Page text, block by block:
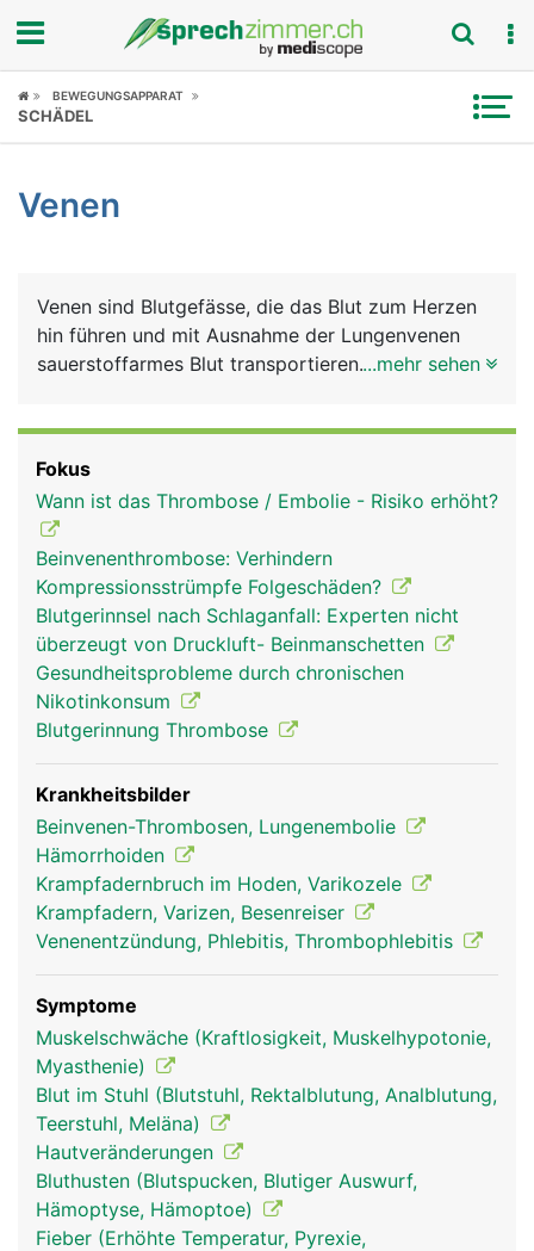
Fokus
Symptome
News
Rubriken
BEWEGUNGSAPPARAT
SCHÄDEL
Venen
Venen sind Blutgefässe, die das Blut zum Herzen
hin führen und mit Ausnahme der Lungenvenen
sauerstoffarmes Blut transportieren. Der Blutdruck
venen frau venen mann
...mehr sehen
Fokus
Wann ist das Thrombose / Embolie - Risiko erhöht?
Beinvenenthrombose: Verhindern
Kompressionsstrümpfe Folgeschäden?
Blutgerinnsel nach Schlaganfall: Experten nicht
überzeugt von Druckluft- Beinmanschetten
Gesundheitsprobleme durch chronischen
Nikotinkonsum
Blutgerinnung Thrombose
Krankheitsbilder
Beinvenen-Thrombosen, Lungenembolie
Hämorrhoiden
Krampfadernbruch im Hoden, Varikozele
Krampfadern, Varizen, Besenreiser
Venenentzündung, Phlebitis, Thrombophlebitis
Symptome
Muskelschwäche (Kraftlosigkeit, Muskelhypotonie,
Myasthenie)
Blut im Stuhl (Blutstuhl, Rektalblutung, Analblutung,
Teerstuhl, Meläna)
Hautveränderungen
Bluthusten (Blutspucken, Blutiger Auswurf,
Hämoptyse, Hämoptoe)
Fieber (Erhöhte Temperatur, Pyrexie,